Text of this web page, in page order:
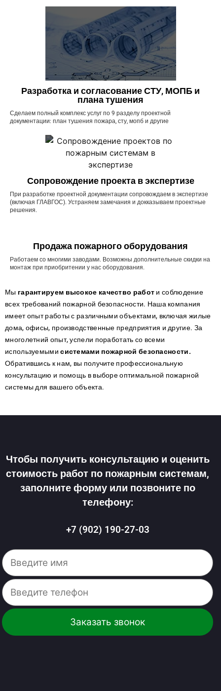
Разработка и согласование СТУ, МОПБ и
плана тушения
Сделаем полный комплекс услуг по 9 разделу проектной
документации: план тушения пожара, сту, мопб и другие
Сопровождение проекта в экспертизе
При разработке проектной документации сопровождаем в экспертизе
(включая ГЛАВГОС). Устраняем замечания и докказываем проектные
решения.
Продажа пожарного оборудования
Работаем со многими заводами. Возможны дополнительные скидки на
монтаж при приобритении у нас оборудования.
Мы гарантируем высокое качество работ и соблюдение
всех требований пожарной безопасности. Наша компания
имеет опыт работы с различными объектами, включая жилые
дома, офисы, производственные предприятия и другие. За
многолетний опыт, успели поработать со всеми
используемымисистемами пожарной безопасности.
Обратившись к нам, вы получите профессиональную
консультацию и помощь в выборе оптимальной пожарной
системы для вашего объекта.
Чтобы получить консультацию и оценить
стоимость работ по пожарным системам,
заполните форму или позвоните по
телефону:
+7 (902) 190-27-03